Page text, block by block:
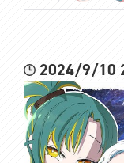
2024/9/10